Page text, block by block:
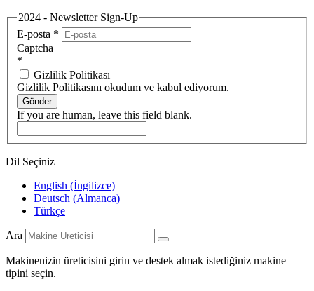
2024 - Newsletter Sign-Up
E-posta *
Captcha
*
Gizlilik Politikası
Gizlilik Politikasını okudum ve kabul ediyorum.
Gönder
If you are human, leave this field blank.
Dil Seçiniz
English (İngilizce)
Deutsch (Almanca)
Türkçe
Ara
Makinenizin üreticisini girin ve destek almak istediğiniz makine
tipini seçin.